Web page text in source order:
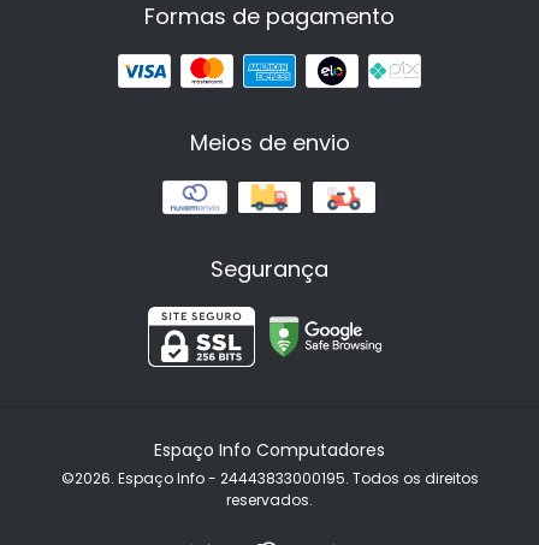
Formas de pagamento
Meios de envio
Segurança
Espaço Info Computadores
©2026. Espaço Info - 24443833000195. Todos os direitos
reservados.